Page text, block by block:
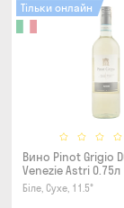
Тільки онлайн
Вино Pinot Grigio
Venezie Astri 0.75л
Біле, Сухе, 11.5°